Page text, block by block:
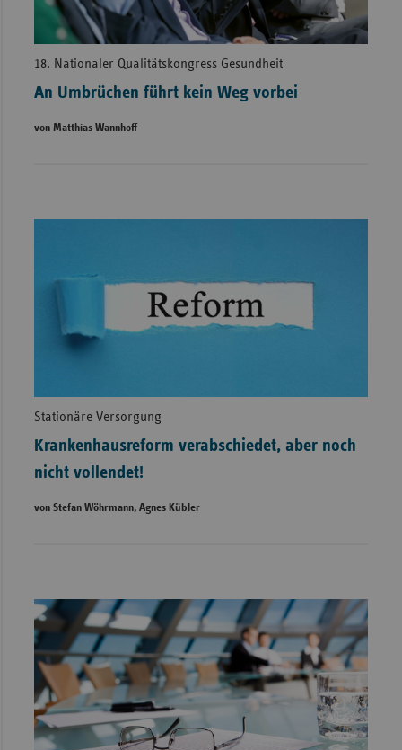
18. Nationaler Qualitätskongress Gesundheit
An Umbrüchen führt kein Weg vorbei
von Matthias Wannhoff
Stationäre Versorgung
Krankenhausreform verabschiedet, aber noch
nicht vollendet!
von Stefan Wöhrmann, Agnes Kübler